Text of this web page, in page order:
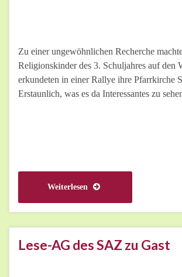
Zu einer ungewöhnlichen Recherche
Religionskinder des 3. Schuljahres auf den
erkundeten in einer Rallye ihre Pfarrkirche
Erstaunlich, was es da Interessantes zu
Weiterlesen
Lese-AG des SAZ zu Gast